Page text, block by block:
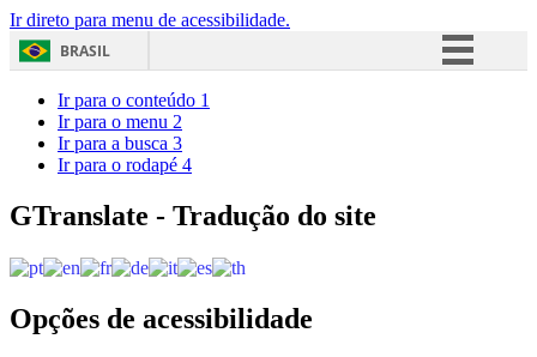
Ir direto para menu de acessibilidade.
BRASIL
Acesso à informação
Ir para o conteúdo 1
Ir para o menu 2
Ir para a busca 3
Ir para o rodapé 4
GTranslate - Tradução do site
Opções de acessibilidade